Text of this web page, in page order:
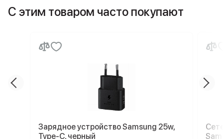
С этим товаром часто покупают
Зарядное устройство Samsung 25w,
Type-C, черный